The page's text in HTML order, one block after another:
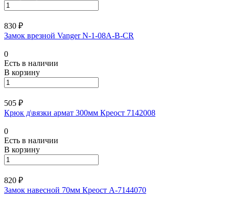
830 ₽
Замок врезной Vanger N-1-08A-B-CR
0
Есть в наличии
В корзину
505 ₽
Крюк д\вязки армат 300мм Креост 7142008
0
Есть в наличии
В корзину
820 ₽
Замок навесной 70мм Креост А-7144070